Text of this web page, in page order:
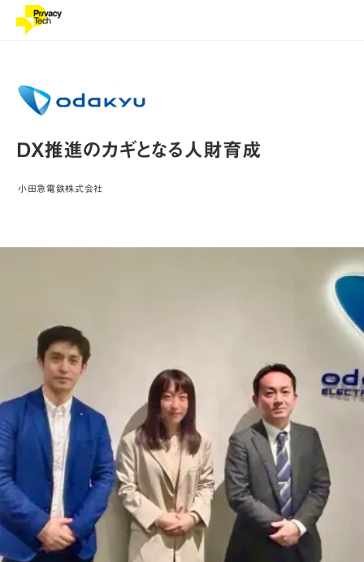
DX推進のカギとなる人財育成
小田急電鉄株式会社